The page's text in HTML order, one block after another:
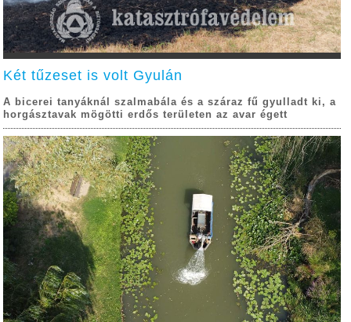
Két tűzeset is volt Gyulán
A bicerei tanyáknál szalmabála és a száraz fű gyulladt ki, a
horgásztavak mögötti erdős területen az avar égett